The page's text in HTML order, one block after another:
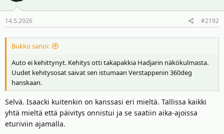
14.5.2026 #2192
Bukko sanoi:
Auto ei kehittynyt. Kehitys otti takapakkia Hadjarin näkökulmasta.
Uudet kehitysosat saivat sen istumaan Verstappenin 360deg
hanskaan.
Selvä. Isaacki kuitenkin on kanssasi eri mieltä. Tallissa kaikki
yhtä mieltä että päivitys onnistui ja se saatiin aika-ajoissa
eturiviin ajamalla.